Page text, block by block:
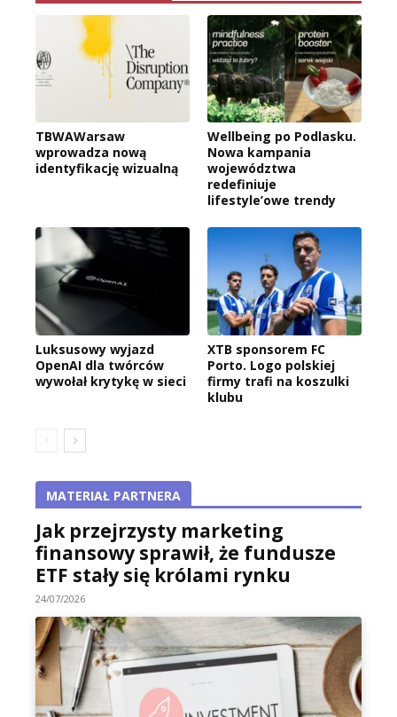
TBWAWarsaw
wprowadza nową
identyfikację wizualną
Wellbeing po Podlasku.
Nowa kampania
województwa
redefiniuje
lifestyle’owe trendy
Luksusowy wyjazd
OpenAI dla twórców
wywołał krytykę w sieci
XTB sponsorem FC
Porto. Logo polskiej
firmy trafi na koszulki
klubu
MATERIAŁ PARTNERA
Jak przejrzysty marketing
finansowy sprawił, że fundusze
ETF stały się królami rynku
24/07/2026